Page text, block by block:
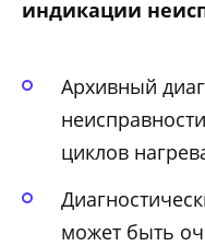
индикации
Архивный
циклов
может быть